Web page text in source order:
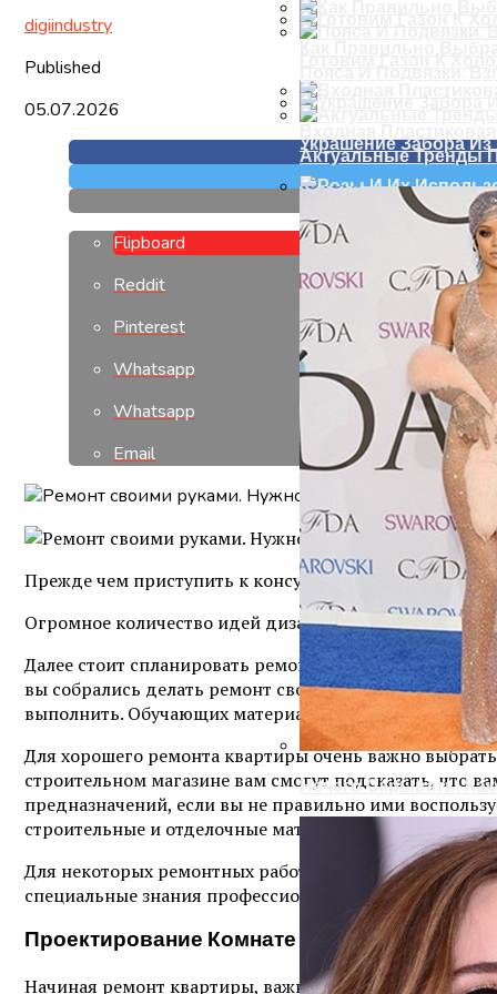
Украшение Забора
Розы И Их
Актуальные Тренды
Нечего Скрывать!
digiindustry
Published
05.07.2026
Flipboard
Reddit
Pinterest
Whatsapp
Whatsapp
Email
Прежде чем приступить к консультациям по
Огромное количество идей дизайнов квартиры вы
Далее стоит спланировать ремонт квартиры.
вы собрались делать ремонт своими руками, то вам
выполнить. Обучающих материалов, видео уроков по
Для хорошего ремонта квартиры очень важно
строительном магазине вам смогут подсказать, что
предназначений, если вы не правильно ими
строительные и отделочные материалы. Опять таки,
Для некоторых ремонтных работ вам все же
специальные знания профессионалов, и в таких
Проектирование Комнате
Начиная ремонт квартиры, важно еще до его начала